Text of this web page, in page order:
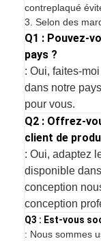
contreplaqué
3. Selon des
Q1 : Pouvez-
pays ?
: Oui, faites-
dans notre
pour vous.
Q2 : Offrez-
client de
: Oui, adaptez
disponible
conception
conception
Q3 : Est-vous
: Nous sommes